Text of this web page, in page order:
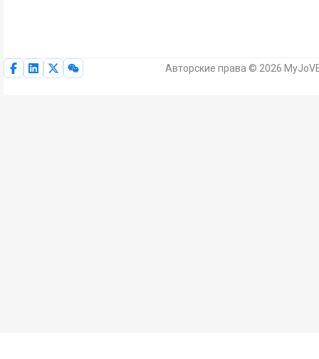
Авторские права © 2026